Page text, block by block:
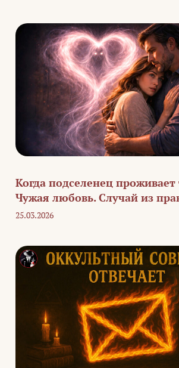
Когда подселенец
Чужая любовь. Случай из
25.03.2026